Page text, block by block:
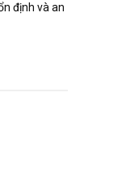
định và an